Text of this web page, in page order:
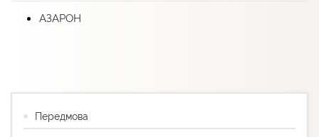
АЗАРОН
Передмова